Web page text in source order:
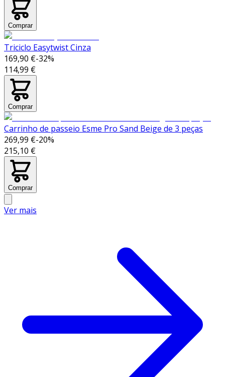
Comprar
Triciclo Easytwist Cinza
169,90 €-32%
114,99 €
Comprar
Carrinho de passeio Esme Pro Sand Beige de 3 peças
269,99 €-20%
215,10 €
Comprar
Ver mais